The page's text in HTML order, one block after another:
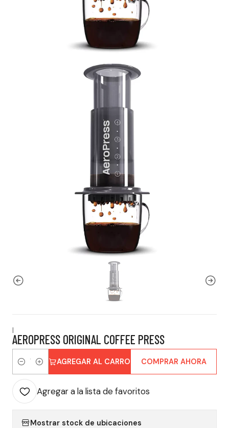
|
AEROPRESS ORIGINAL COFFEE PRESS
Cantidad
AGREGAR AL CARRO COMPRAR AHORA
Agregar a la lista de favoritos
Mostrar stock de ubicaciones